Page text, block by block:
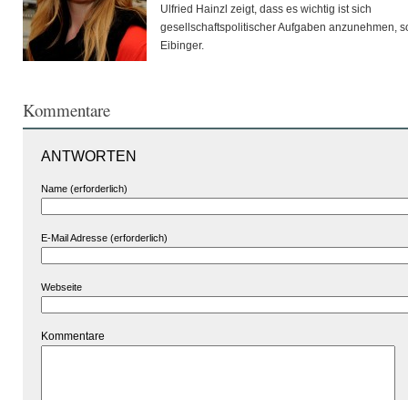
Ulfried Hainzl zeigt, dass es wichtig ist sich
gesellschaftspolitischer Aufgaben anzunehmen,
Eibinger.
Kommentare
ANTWORTEN
Name (erforderlich)
E-Mail Adresse (erforderlich)
Webseite
Kommentare